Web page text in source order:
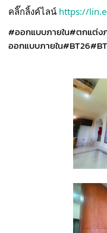
คลิ๊กลิ้งค์ไลน์ https://
#ออกแบบภายใน#ตกแต่ง
ออกแบบภายใน#BT26